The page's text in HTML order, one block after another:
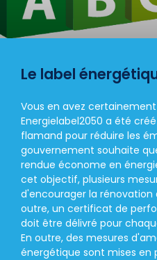
Le label
Vous en avez
Energielabel2050 a été
flamand pour réduire les
gouvernement souhaite
rendue économe en
cet objectif, plusieurs
d'encourager la rénovation
outre, un certificat de
doit être délivré pour
En outre, des mesures
énergétique sont mises en